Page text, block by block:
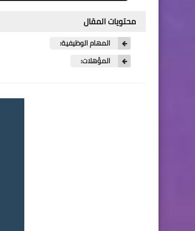
محتويات المقال
المهام الوظيفية:
المؤهلات: